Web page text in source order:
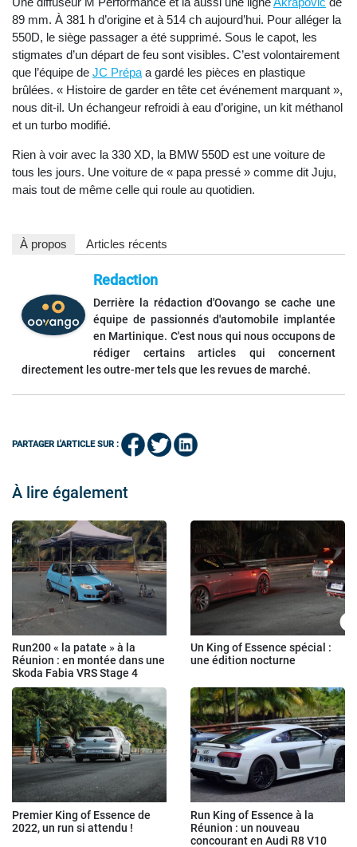
89 mm. À 381 h d’origine et à 514 ch aujourd’hui. Pour alléger la
550D, le siège passager a été supprimé. Sous le capot, les
stigmates d’un départ de feu sont visibles. C’est volontairement
que l’équipe de JC Prépa a gardé les pièces en plastique
brûlées. « Histoire de garder en tête cet événement marquant »,
nous dit-il. Un échangeur refroidi à eau d’origine, un kit méthanol
et un turbo modifié.
Rien à voir avec la 330 XD, la BMW 550D est une voiture de
tous les jours. Une voiture de « papa pressé » comme dit Juju,
mais tout de même celle qui roule au quotidien.
À propos Articles récents
Redaction
Derrière la rédaction d'Oovango se cache une
équipe de passionnés d'automobile implantée
en Martinique. C'est nous qui nous occupons de
rédiger certains articles qui concernent
directement les outre-mer tels que les revues de marché.
PARTAGER L'ARTICLE SUR :
À lire également
Run200 « la patate » à la
Réunion : en montée dans une
Skoda Fabia VRS Stage 4
Un King of Essence spécial :
une édition nocturne
Premier King of Essence de
2022, un run si attendu !
Run King of Essence à la
Réunion : un nouveau
concourant en Audi R8 V10